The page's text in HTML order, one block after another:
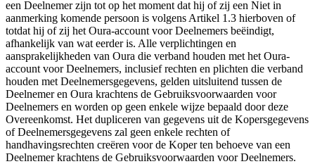
een Deelnemer zijn tot op het moment dat hij of zij een Niet in
aanmerking komende persoon is volgens Artikel 1.3 hierboven of
totdat hij of zij het Oura-account voor Deelnemers beëindigt,
afhankelijk van wat eerder is. Alle verplichtingen en
aansprakelijkheden van Oura die verband houden met het Oura-
account voor Deelnemers, inclusief rechten en plichten die verband
houden met Deelnemersgegevens, gelden uitsluitend tussen de
Deelnemer en Oura krachtens de Gebruiksvoorwaarden voor
Deelnemers en worden op geen enkele wijze bepaald door deze
Overeenkomst. Het dupliceren van gegevens uit de Kopersgegevens
of Deelnemersgegevens zal geen enkele rechten of
handhavingsrechten creëren voor de Koper ten behoeve van een
Deelnemer krachtens de Gebruiksvoorwaarden voor Deelnemers.